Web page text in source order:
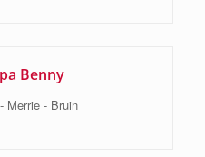
Benny
Merrie - Bruin